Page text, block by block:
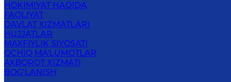
HOKIMIYAT HAQIDA
FAOLIYAT
DAVLAT XIZMATLARI
HUJJATLAR
MAXFIYLIK SIYOSATI
OCHIQ MA'LUMOTLAR
AXBOROT XIZMATI
BOG‘LANISH